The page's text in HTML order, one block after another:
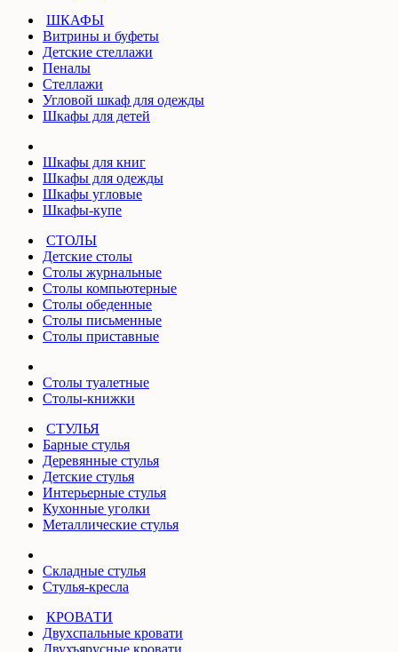
ШКАФЫ
Витрины и буфеты
Детские стеллажи
Пеналы
Стеллажи
Угловой шкаф для одежды
Шкафы для детей
Шкафы для книг
Шкафы для одежды
Шкафы угловые
Шкафы-купе
СТОЛЫ
Детские столы
Столы журнальные
Столы компьютерные
Столы обеденные
Столы письменные
Столы приставные
Столы туалетные
Столы-книжки
СТУЛЬЯ
Барные стулья
Деревянные стулья
Детские стулья
Интерьерные стулья
Кухонные уголки
Металлические стулья
Складные стулья
Стулья-кресла
КРОВАТИ
Двухспальные кровати
Двухъярусные кровати